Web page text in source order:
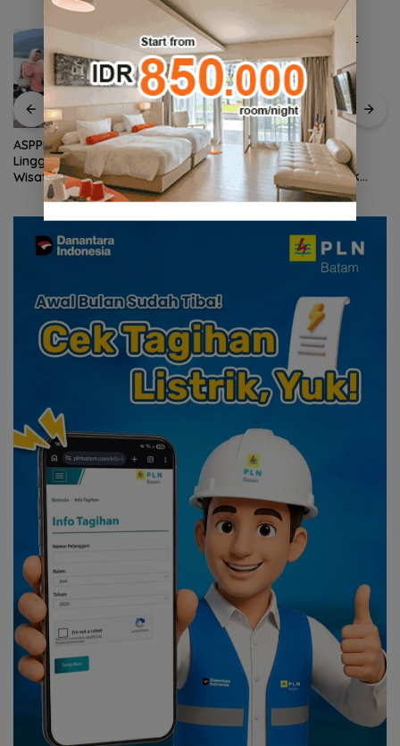
ASPPI DPD Kepri Dorong
Lingga Menjadi Destinasi
Wisata Unggulan Kepulauan
Wagub Nyanyang Salat
Iduladha Bersama
Masyarakat Lingga, Ajak
Perkuat Nilai Pengorbanan